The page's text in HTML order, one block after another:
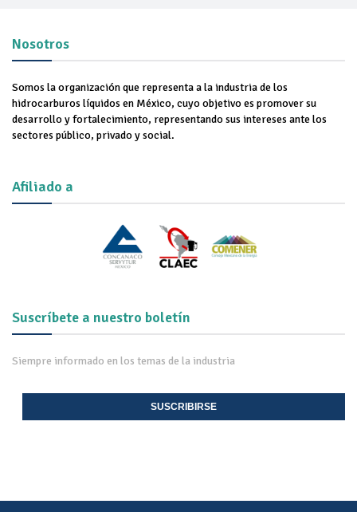
Nosotros
Somos la organización que representa a la industria de los
hidrocarburos líquidos en México, cuyo objetivo es promover su
desarrollo y fortalecimiento, representando sus intereses ante los
sectores público, privado y social.
Afiliado a
Suscríbete a nuestro boletín
Siempre informado en los temas de la industria
SUSCRIBIRSE